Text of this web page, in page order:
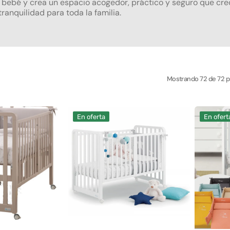
Parasol
Carrito de Bebé
y crea un espacio acogedor, práctico y seguro que
para toda la familia.
Mostrando 72 de 72
Cuna
Glam
con
Blanco
En oferta
Cunas
para
Niños
Azzurra
Design
Glam
White
-
Glammy
En